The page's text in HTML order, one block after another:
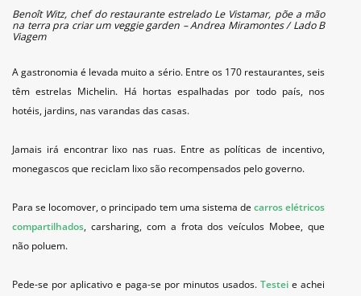
Benoît Witz, chef do restaurante estrelado Le Vistamar, põe a mão
na terra pra criar um veggie garden – Andrea Miramontes / Lado B
Viagem
A gastronomia é levada muito a sério. Entre os 170 restaurantes, seis
têm estrelas Michelin. Há hortas espalhadas por todo país, nos
hotéis, jardins, nas varandas das casas.
Jamais irá encontrar lixo nas ruas. Entre as políticas de incentivo,
monegascos que reciclam lixo são recompensados pelo governo.
Para se locomover, o principado tem uma sistema de carros elétricos
compartilhados, carsharing, com a frota dos veículos Mobee, que
não poluem.
Pede-se por aplicativo e paga-se por minutos usados. Testei e achei